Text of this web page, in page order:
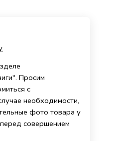
Просим
с
необходимости,
фото товара у
совершением